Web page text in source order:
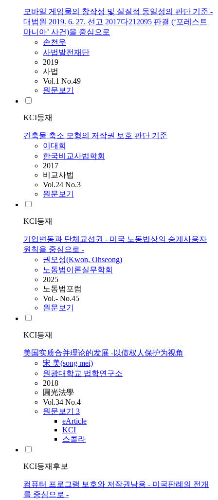
모바일 게임물의 창작성 및 실질적 동일성의 판단 기준 -
대법원 2019. 6. 27. 선고 2017다212095 판결 (‘포레스트
마니아’ 사건)을 중심으로
손천우
사법발전재단
2019
사법
Vol.1 No.49
원문보기
KCI등재
건축물 축소 모형의 저작권 보호 판단 기준
이대희
한국비교사법학회
2017
비교사법
Vol.24 No.3
원문보기
KCI등재
기업변동과 단체교섭권 - 미국 노동법상의 승계사용자
원칙을 중심으로 -
권오성(Kwon, Ohseong)
노동법이론실무학회
2025
노동법포럼
Vol.- No.45
원문보기
KCI등재
美国实质合并理论的发展 -以债权人保护为视角
宋 美(song mei)
원광대학교 법학연구소
2018
圓光法學
Vol.34 No.4
원문보기 3
eArticle
KCI
스콜라
KCI등재후보
컴퓨터 프로그램 보호와 저작권남용 - 미국판례의 전개
를 중심으로 -